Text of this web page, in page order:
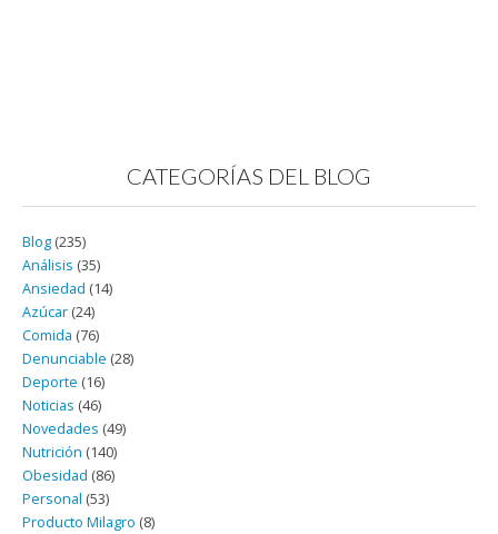
CATEGORÍAS DEL BLOG
Blog (235)
Análisis (35)
Ansiedad (14)
Azúcar (24)
Comida (76)
Denunciable (28)
Deporte (16)
Noticias (46)
Novedades (49)
Nutrición (140)
Obesidad (86)
Personal (53)
Producto Milagro (8)